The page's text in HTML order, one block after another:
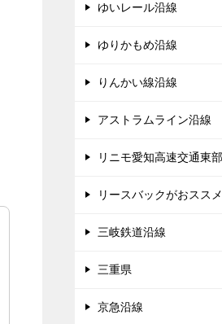
ゆいレール沿線
ゆりかもめ沿線
りんかい線沿線
アストラムライン沿線
リニモ愛知高速交通東
リースバックがおスス
三岐鉄道沿線
三重県
京急沿線